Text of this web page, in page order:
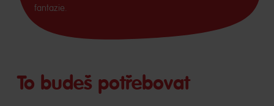
fantazie.
To budeš potřebovat